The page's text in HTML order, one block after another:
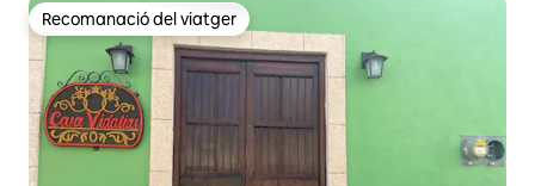
Recomanació del viatger
Recomanació del viatger